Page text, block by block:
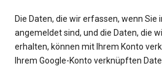
Die Daten, die wir erfassen, wenn Sie
angemeldet sind, und die Daten, die
erhalten, können mit Ihrem Konto
Ihrem Google-Konto verknüpften